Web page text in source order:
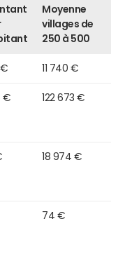
Moyenne
villages de
250 à 500
11 740 €
€ 122 673 €
18 974 €
74 €